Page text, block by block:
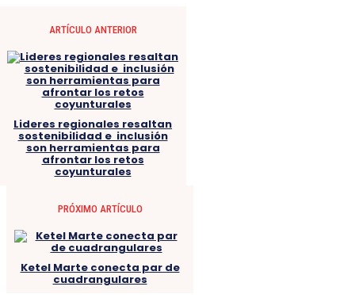
ARTÍCULO ANTERIOR
Lideres regionales resaltan
sostenibilidad e inclusión
son herramientas para
afrontar los retos
coyunturales
PRÓXIMO ARTÍCULO
Ketel Marte conecta par de
cuadrangulares